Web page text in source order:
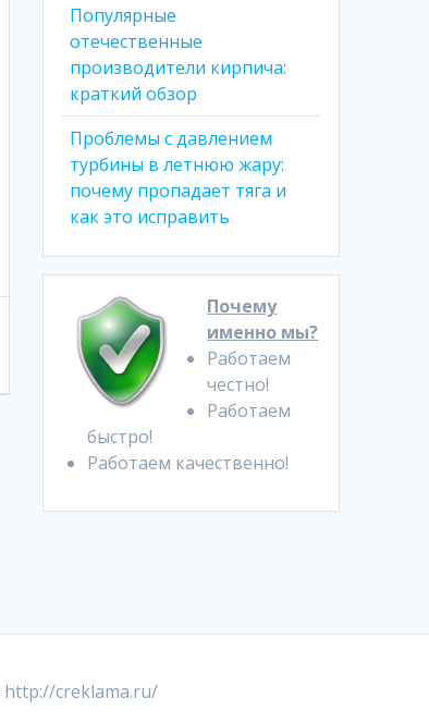
Популярные
отечественные
производители кирпича:
краткий обзор
Проблемы с давлением
турбины в летнюю жару:
почему пропадает тяга и
как это исправить
Почему
именно мы?
Работаем
честно!
Работаем
быстро!
Работаем качественно!
http://creklama.ru/